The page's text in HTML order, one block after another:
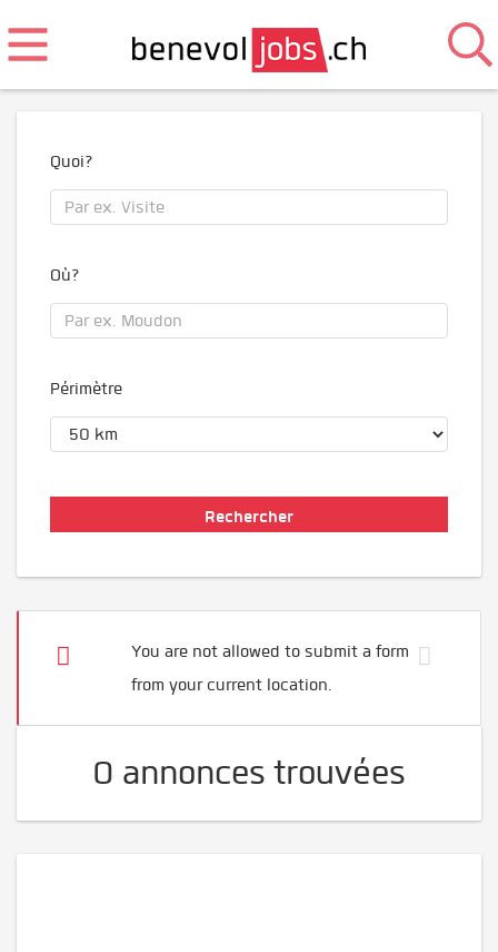
Quoi?
Où?
Périmètre
You are not allowed to submit a form
from your current location.
0 annonces trouvées